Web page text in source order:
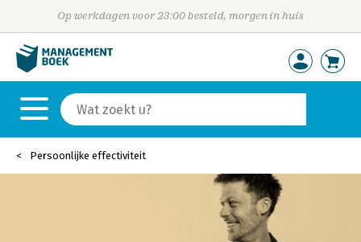
Op werkdagen voor 23:00 besteld, morgen in huis
Persoonlijke effectiviteit